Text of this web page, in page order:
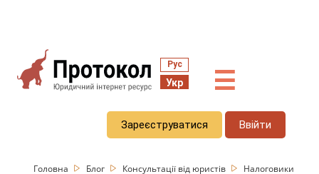
Рус
Укр ☰
Зареєструватися Ввійти
Головна Блог Консультації від юристів
Налоговики